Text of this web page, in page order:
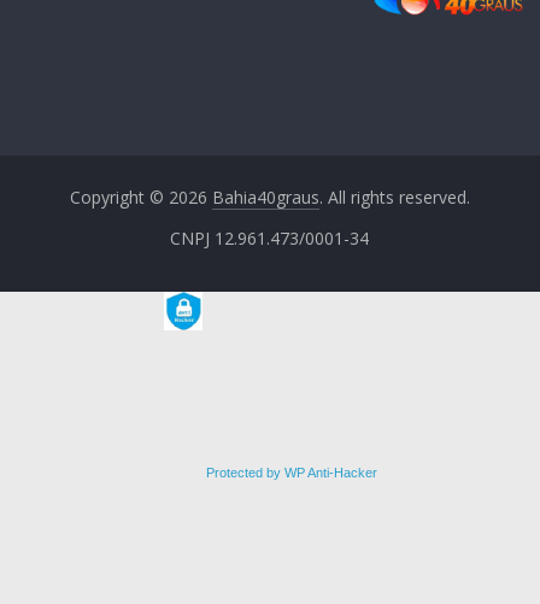
Copyright © 2026 Bahia40graus. All rights reserved.
CNPJ 12.961.473/0001-34
Protected by WP Anti-Hacker